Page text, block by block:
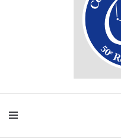
50ème Unité Reine Astrid